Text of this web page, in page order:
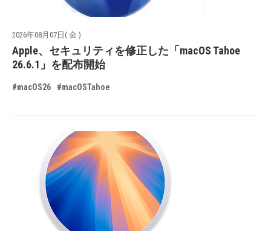
2026年08月07日( 金 )
Apple、セキュリティを修正した「macOS Tahoe
26.6.1」を配布開始
#macOS26 #macOSTahoe